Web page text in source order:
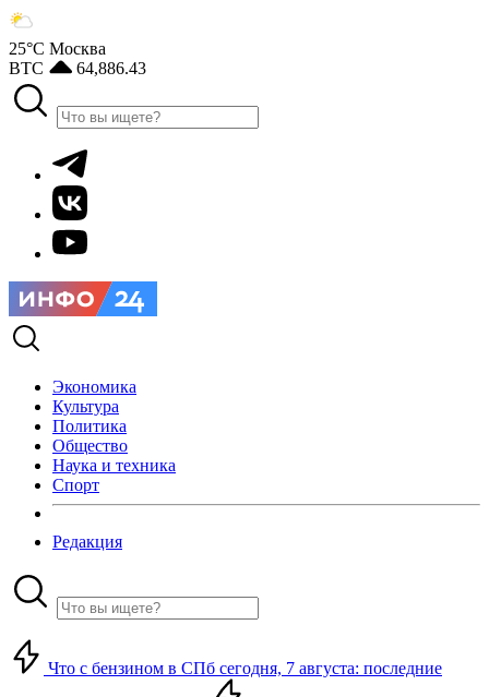
25°С Москва
BTC
64,886.43
Экономика
Культура
Политика
Общество
Наука и техника
Спорт
Редакция
Что с бензином в СПб сегодня, 7 августа: последние